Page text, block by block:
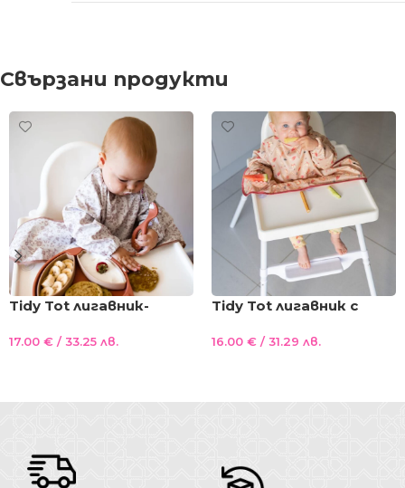
Свързани продукти
Tidy Tot лигавник-
вендузи НОВА
17.00 € / 33.25 лв.
Tidy Tot лигавник с
захващане за столче
16.00 € / 31.29 лв.